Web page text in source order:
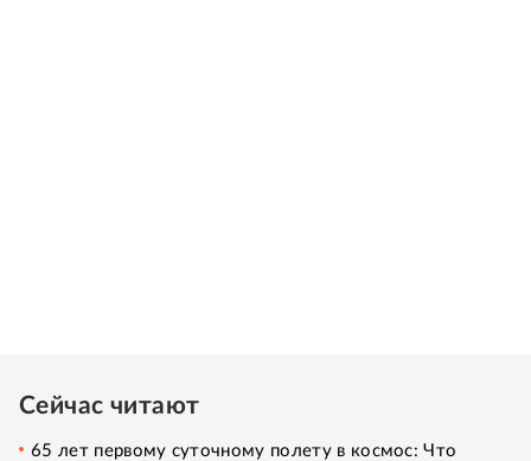
Сейчас читают
65 лет первому суточному полету в космос: Что